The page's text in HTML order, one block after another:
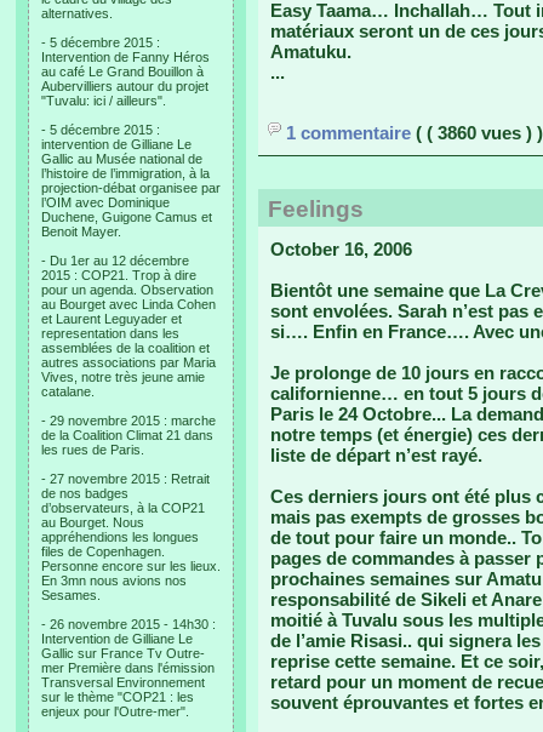
alternatives.
- 5 décembre 2015 :
Intervention de Fanny Héros
au café Le Grand Bouillon à
Aubervilliers autour du projet
"Tuvalu: ici / ailleurs".
- 5 décembre 2015 :
intervention de Gilliane Le
Gallic au Musée national de
l’histoire de l’immigration, à la
projection-débat organisee par
l’OIM avec Dominique
Duchene, Guigone Camus et
Benoit Mayer.
- Du 1er au 12 décembre
2015 : COP21. Trop à dire
pour un agenda. Observation
au Bourget avec Linda Cohen
et Laurent Leguyader et
representation dans les
assemblées de la coalition et
autres associations par Maria
Vives, notre très jeune amie
catalane.
- 29 novembre 2015 : marche
de la Coalition Climat 21 dans
les rues de Paris.
- 27 novembre 2015 : Retrait
de nos badges
d’observateurs, à la COP21
au Bourget. Nous
appréhendions les longues
files de Copenhagen.
Personne encore sur les lieux.
En 3mn nous avions nos
Sesames.
- 26 novembre 2015 - 14h30 :
Intervention de Gilliane Le
Gallic sur France Tv Outre-
mer Première dans l'émission
Transversal Environnement
sur le thème "COP21 : les
enjeux pour l'Outre-mer".
Easy Taama… Inchallah… Tout
matériaux seront un de ces
Amatuku.
...
1 commentaire ( ( 3860 vues ) )
Feelings
October 16, 2006
Bientôt une semaine que La
sont envolées. Sarah n’est pas
si…. Enfin en France…. Avec
Je prolonge de 10 jours en
californienne… en tout 5 jours
Paris le 24 Octobre... La
notre temps (et énergie) ces
liste de départ n’est rayé.
Ces derniers jours ont été plus
mais pas exempts de grosses
de tout pour faire un monde..
pages de commandes à
prochaines semaines sur
responsabilité de Sikeli et
moitié à Tuvalu sous les
de l’amie Risasi.. qui signera
reprise cette semaine. Et ce
retard pour un moment de
souvent éprouvantes et fortes